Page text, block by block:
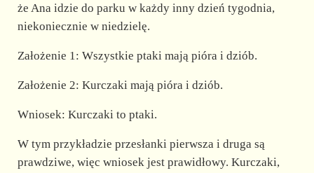
że Ana idzie do parku w każdy inny dzień tygodnia,
niekoniecznie w niedzielę.
Założenie 1: Wszystkie ptaki mają pióra i dziób.
Założenie 2: Kurczaki mają pióra i dziób.
Wniosek: Kurczaki to ptaki.
W tym przykładzie przesłanki pierwsza i druga są
prawdziwe, więc wniosek jest prawidłowy. Kurczaki,